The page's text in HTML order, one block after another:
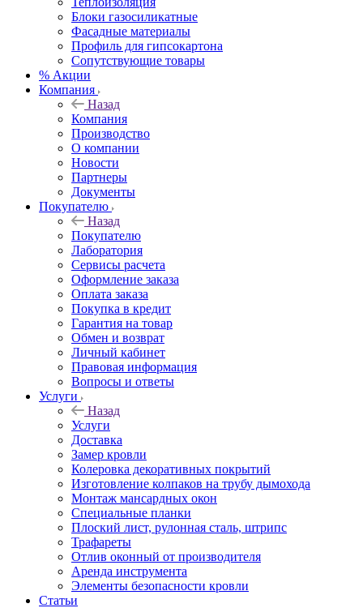
Блоки газосиликатные
Фасадные материалы
Профиль для гипсокартона
Сопутствующие товары
% Акции
Компания
Назад
Компания
Производство
О компании
Новости
Партнеры
Документы
Покупателю
Назад
Покупателю
Лаборатория
Сервисы расчета
Оформление заказа
Оплата заказа
Покупка в кредит
Гарантия на товар
Обмен и возврат
Личный кабинет
Правовая информация
Вопросы и ответы
Услуги
Назад
Услуги
Доставка
Замер кровли
Колеровка декоративных покрытий
Изготовление колпаков на трубу дымохода
Монтаж мансардных окон
Специальные планки
Плоский лист, рулонная сталь, штрипс
Трафареты
Отлив оконный от производителя
Аренда инструмента
Элементы безопасности кровли
Статьи